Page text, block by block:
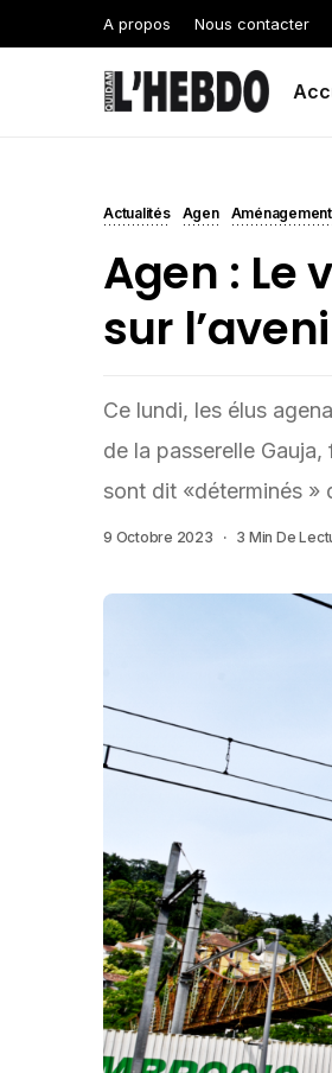
A propos Nous contacter
Actualités Agen
Agen : Le
sur
Ce lundi, les élus
de la passerelle
sont dit «déterminés »
9 Octobre 2023 3 Min De